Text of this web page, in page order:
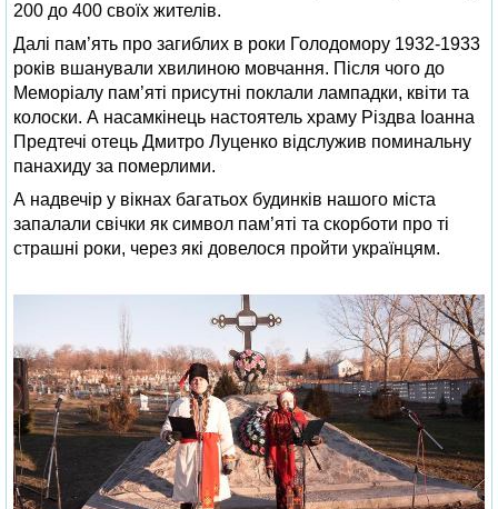
200 до 400 своїх жителів.
Далі пам’ять про загиблих в роки Голодомору 1932-1933
років вшанували хвилиною мовчання. Після чого до
Меморіалу пам’яті присутні поклали лампадки, квіти та
колоски. А насамкінець настоятель храму Різдва Іоанна
Предтечі отець Дмитро Луценко відслужив поминальну
панахиду за померлими.
А надвечір у вікнах багатьох будинків нашого міста
запалали свічки як символ пам’яті та скорботи про ті
страшні роки, через які довелося пройти українцям.